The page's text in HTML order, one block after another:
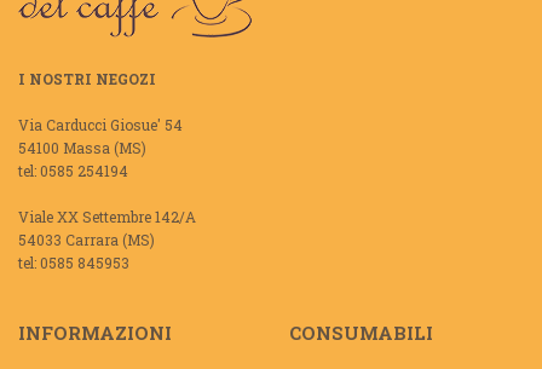
I NOSTRI NEGOZI
Via Carducci Giosue' 54
54100 Massa (MS)
tel: 0585 254194
Viale XX Settembre 142/A
54033 Carrara (MS)
tel: 0585 845953
INFORMAZIONI CONSUMABILI